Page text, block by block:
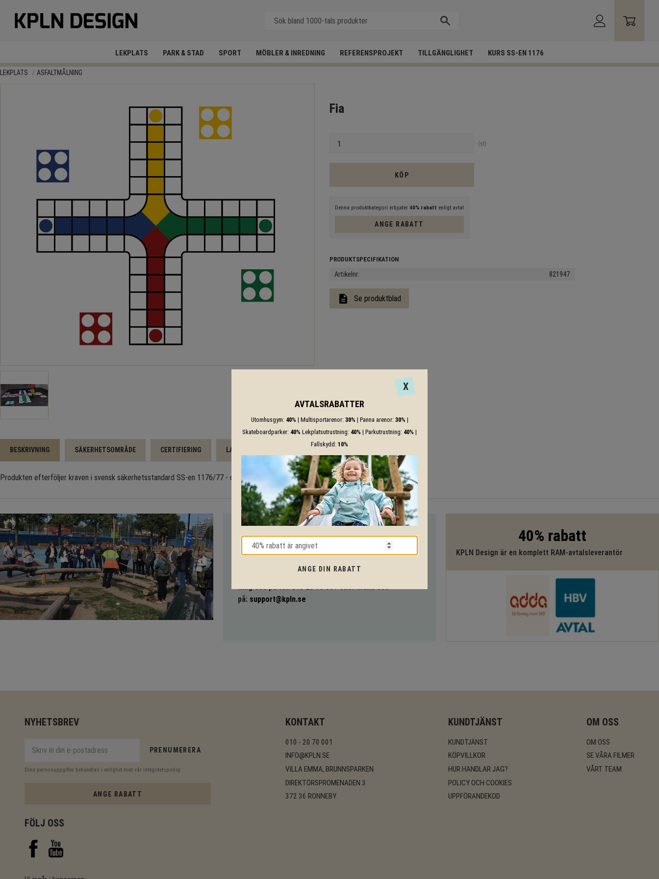
LEKPLATS PARK & STAD SPORT MÖBLER & INREDNING REFERENSPROJEKT TILLGÄNGLIGHET KURS SS-EN 1176
LEKPLATS ASFALTMÅLNING
Fia
st
KÖP
Denna produktkategori erbjuder 40% rabatt enligt avtal
ANGE RABATT
Artikelnr 821947
description Se produktblad
BESKRIVNING SÄKERHETSOMRÅDE CERTIFIERING LADDA NER
Produkten efterföljer kraven i svensk säkerhetsstandard SS-en 1176/77 - offentlig miljö
VI HJÄLPER DIG HELA VÄGEN!
Med vår mångåriga kunskap från produkter till säkerhet och
tekniska lösningar så hjälper vi dig igenom hela projektet.
Ring oss på tel:010-20 70 001eller maila oss
på: support@kpln.se
40% rabatt
KPLN Design är en komplett RAM-avtalsleverantör
NYHETSBREV
PRENUMERERA
Dina personuppgifter behandlas i enlighet med vår integritetspolicy.
ANGE RABATT
KONTAKT
010 - 20 70 001
INFO@KPLN.SE
VILLA EMMA, BRUNNSPARKEN
DIREKTÖRSPROMENADEN 3
372 36 RONNEBY
KUNDTJÄNST
KUNDTJÄNST
KÖPVILLKOR
HUR HANDLAR JAG?
POLICY OCH COOKIES
UPPFÖRANDEKOD
OM OSS
OM OSS
SE VÅRA FILMER
VÅRT TEAM
FÖLJ OSS
X
AVTALSRABATTER
Utomhusgym: 40% | Multisportarenor: 30% | Panna arenor: 30% |
Skateboardparker: 40% Lekplatsutrustning: 40% | Parkutrustning: 40% |
Fallskydd: 10%
ANGE DIN RABATT